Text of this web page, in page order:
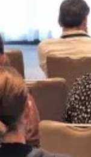
Lursail Market